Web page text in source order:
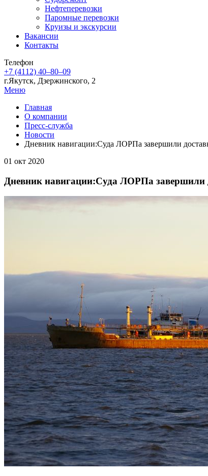
Нефтеперевозки
Паромные перевозки
Круизы и экскурсии
Вакансии
Контакты
Телефон
+7 (4112) 40‒80‒09
г.Якутск, Дзержинского, 2
Меню
Главная
О компании
Пресс-служба
Новости
Дневник навигации:Суда ЛОРПа завершили
01 окт 2020
Дневник навигации:Суда ЛОРПа